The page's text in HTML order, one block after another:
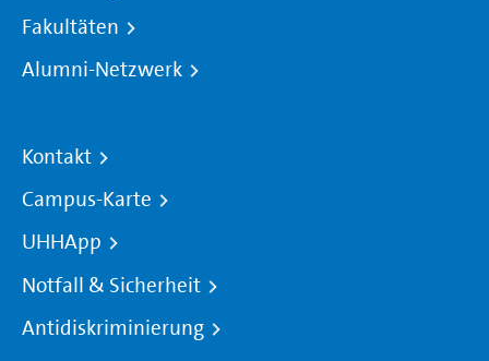
Fakultäten
Alumni-Netzwerk
Kontakt
Campus-Karte
UHHApp
Notfall & Sicherheit
Antidiskriminierung